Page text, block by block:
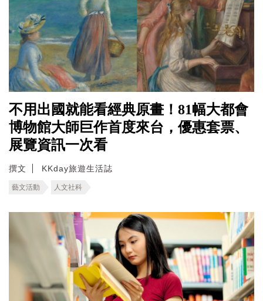
不用出國就能看經典原畫！81幅大都會
博物館大師巨作首度來台，優惠套票、
展覽資訊一次看
撰文 KKday旅遊生活誌
藝文活動 人文社科